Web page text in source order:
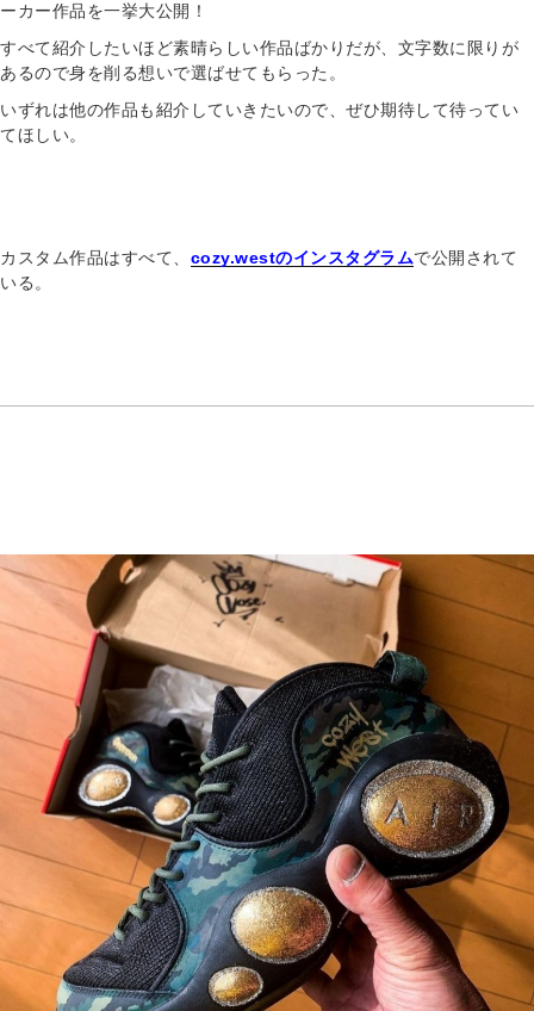
ーカー作品を一挙大公開！
すべて紹介したいほど素晴らしい作品ばかりだが、文字数に限りが
あるので身を削る想いで選ばせてもらった。
いずれは他の作品も紹介していきたいので、ぜひ期待して待ってい
てほしい。
カスタム作品はすべて、 cozy.westのインスタグラムで公開されて
いる。